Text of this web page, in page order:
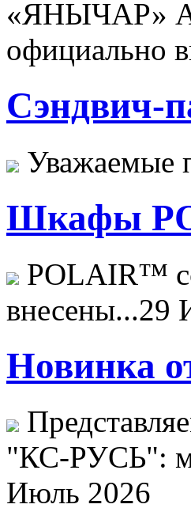
«ЯНЫЧАР»
официально
Сэндвич-
Шкафы
POLAIR™
внесены...29
Новинка
"КС-РУСЬ":
Июль 2026